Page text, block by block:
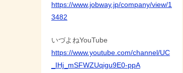
https://www.jobway.jp/company/view/1
3482
いづよねYouTube
https://www.youtube.com/channel/UC
_IHj_mSFWZUqigu9E0-ppA